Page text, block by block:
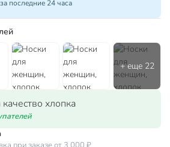
последние 24 часа
хлопка